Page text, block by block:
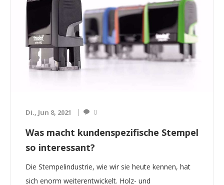
Di., Jun 8, 2021 0
Was macht kundenspezifische Stempel
so interessant?
Die Stempelindustrie, wie wir sie heute kennen, hat
sich enorm weiterentwickelt. Holz- und